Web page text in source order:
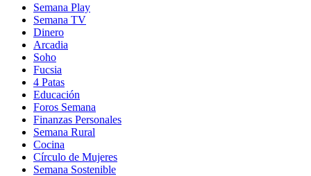
Semana Play
Semana TV
Dinero
Arcadia
Soho
in
new
window
Fucsia
in
new
window
4 Patas
Educación
Foros Semana
Finanzas Personales
Semana Rural
Cocina
Círculo de Mujeres
Semana Sostenible